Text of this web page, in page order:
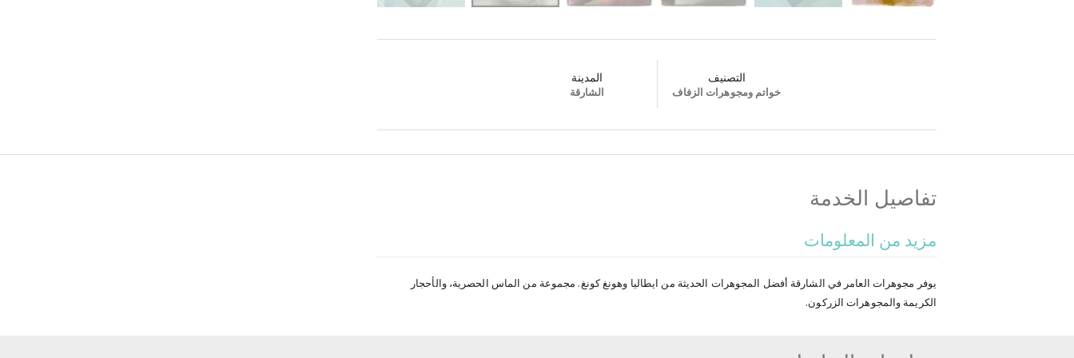
التصنيف
خواتم ومجوهرات الزفاف
المدينة
الشارقة
تفاصيل الخدمة
مزيد من المعلومات
يوفر مجوهرات العامر في الشارقة أفضل المجوهرات الحديثة من ايطاليا وهونغ كونغ. مجموعة من الماس الحصرية، والأحجار
الكريمة والمجوهرات الزركون.